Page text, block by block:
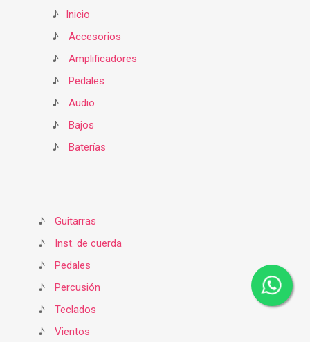
♪
Inicio
♪
Accesorios
♪
Amplificadores
♪
Pedales
♪
Audio
♪
Bajos
♪
Baterías
♪
Guitarras
♪
Inst. de cuerda
♪
Pedales
♪
Percusión
♪
Teclados
♪
Vientos